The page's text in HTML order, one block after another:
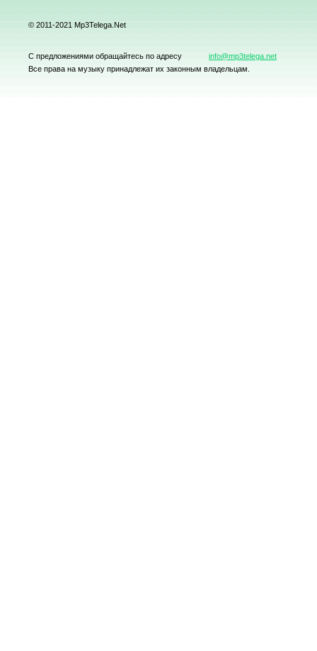
© 2011-2021 Mp3Telega.Net
С предложениями обращайтесь по адресу
info@mp3telega.net
Все права на музыку принадлежат их законным владельцам.